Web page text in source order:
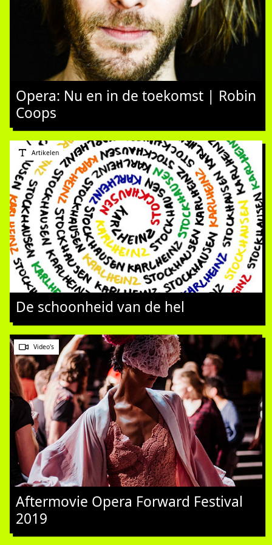
Opera: Nu en in de toekomst | Robin
Coops
Artikelen
De schoonheid van de hel
Video's
Aftermovie Opera Forward Festival
2019